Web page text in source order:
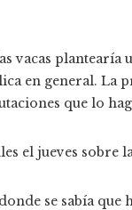
vacas
en general. La
que lo
el jueves sobre
se sabía